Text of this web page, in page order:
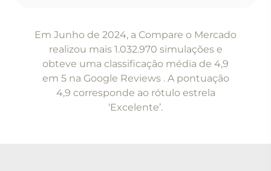
Em Junho de 2024, a Compare o Mercado
realizou mais 1.032.970 simulações e
obteve uma classificação média de 4,9
em 5 na Google Reviews . A pontuação
4,9 corresponde ao rótulo estrela
‘Excelente’.